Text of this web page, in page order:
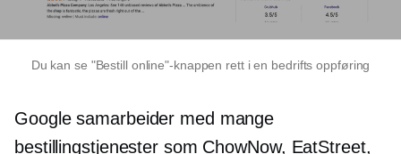
Du kan se "Bestill online"-knappen rett i en bedrifts oppføring
Google samarbeider med mange
bestillingstjenester som ChowNow, EatStreet,